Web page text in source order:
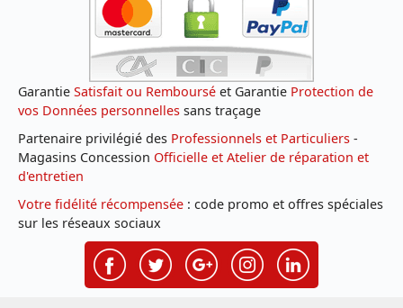
Garantie Satisfait ou Remboursé et Garantie Protection de
vos Données personnelles sans traçage
Partenaire privilégié des Professionnels et Particuliers -
Magasins Concession Officielle et Atelier de réparation et
d'entretien
Votre fidélité récompensée : code promo et offres spéciales
sur les réseaux sociaux